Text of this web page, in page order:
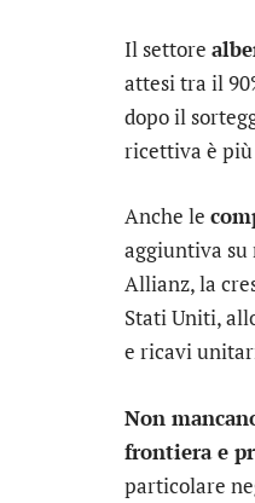
Il settore
attesi tra il
dopo il
ricettiva è
Anche le
aggiuntiva su
Allianz, la
Stati Uniti,
e ricavi
Non
frontiera e
particolare